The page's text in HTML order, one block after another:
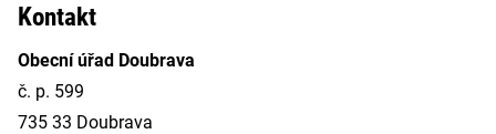
Kontakt
Obecní úřad Doubrava
č. p. 599
735 33 Doubrava